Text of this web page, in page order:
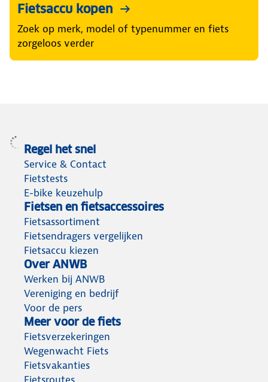
Fietsaccu kopen
Zoek op merk, model of typenummer en fiets
zorgeloos verder
Regel het snel
Service & Contact
Fietstests
E-bike keuzehulp
Fietsen en fietsaccessoires
Fietsassortiment
Fietsendragers vergelijken
Fietsaccu kiezen
Over ANWB
Werken bij ANWB
Vereniging en bedrijf
Voor de pers
Meer voor de fiets
Fietsverzekeringen
Wegenwacht Fiets
Fietsvakanties